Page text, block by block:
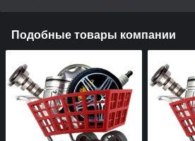
Подобные товары компании